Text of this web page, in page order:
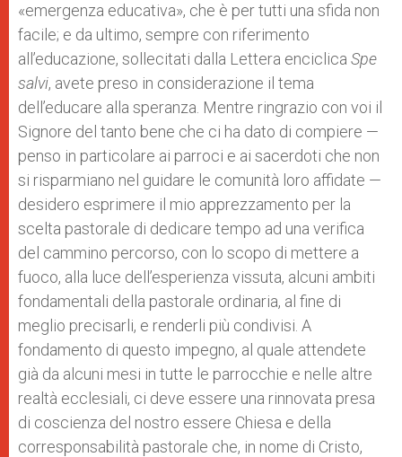
«emergenza educativa», che è per tutti una sfida non
facile; e da ultimo, sempre con riferimento
all’educazione, sollecitati dalla Lettera enciclica Spe
salvi, avete preso in considerazione il tema
dell’educare alla speranza. Mentre ringrazio con voi il
Signore del tanto bene che ci ha dato di compiere —
penso in particolare ai parroci e ai sacerdoti che non
si risparmiano nel guidare le comunità loro affidate —
desidero esprimere il mio apprezzamento per la
scelta pastorale di dedicare tempo ad una verifica
del cammino percorso, con lo scopo di mettere a
fuoco, alla luce dell’esperienza vissuta, alcuni ambiti
fondamentali della pastorale ordinaria, al fine di
meglio precisarli, e renderli più condivisi. A
fondamento di questo impegno, al quale attendete
già da alcuni mesi in tutte le parrocchie e nelle altre
realtà ecclesiali, ci deve essere una rinnovata presa
di coscienza del nostro essere Chiesa e della
corresponsabilità pastorale che, in nome di Cristo,